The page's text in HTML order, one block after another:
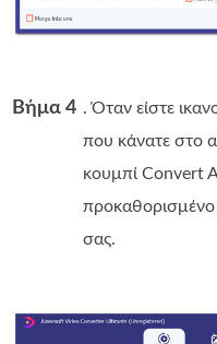
Βήμα 4 . Όταν είστε
που κάνατε στο
κουμπί Convert
σας.